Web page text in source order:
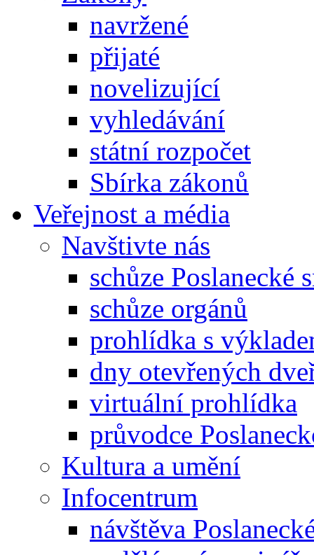
navržené
přijaté
novelizující
vyhledávání
státní rozpočet
Sbírka zákonů
Veřejnost a média
Navštivte nás
schůze Poslanecké
schůze orgánů
prohlídka s
dny otevřených
virtuální prohlídka
průvodce
Kultura a umění
Infocentrum
návštěva